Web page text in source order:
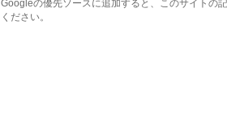
Googleの優先ソースに追加すると、このサイトの
ください。